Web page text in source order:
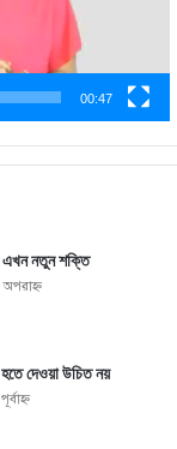
00:47
এখন নতুন শক্তি
দেওয়া উচিত নয়